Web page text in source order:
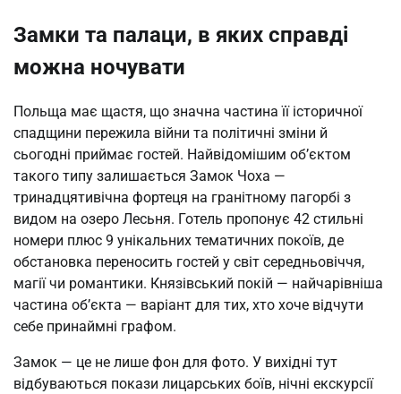
Замки та палаци, в яких справді
можна ночувати
Польща має щастя, що значна частина її історичної
спадщини пережила війни та політичні зміни й
сьогодні приймає гостей. Найвідомішим об’єктом
такого типу залишається Замок Чоха —
тринадцятивічна фортеця на гранітному пагорбі з
видом на озеро Лесьня. Готель пропонує 42 стильні
номери плюс 9 унікальних тематичних покоїв, де
обстановка переносить гостей у світ середньовіччя,
магії чи романтики. Князівський покій — найчарівніша
частина об’єкта — варіант для тих, хто хоче відчути
себе принаймні графом.
Замок — це не лише фон для фото. У вихідні тут
відбуваються покази лицарських боїв, нічні екскурсії